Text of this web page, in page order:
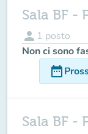
Sala BF -
person 1 posto
Non ci sono
date_range
Sala BF -